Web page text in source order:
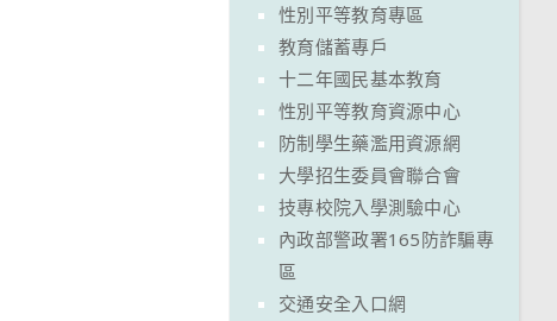
性別平等教育專區
教育儲蓄專戶
十二年國民基本教育
性別平等教育資源中心
防制學生藥濫用資源網
大學招生委員會聯合會
技專校院入學測驗中心
內政部警政署165防詐騙專
區
交通安全入口網